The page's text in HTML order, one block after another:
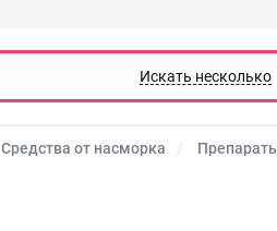
Искать несколько
Средства от насморка